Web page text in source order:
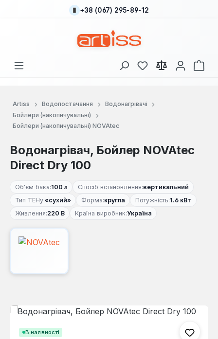
Перейти до основного вмісту
+38 (067) 295-89-12
У вас є 0 у списку
Artiss Водопостачання
Водонагрівачі
Бойлери (накопичувальні)
Бойлери (накопичувальні) NOVAtec
Водонагрівач, Бойлер NOVAtec
Direct Dry 100
Об'єм бака:100 л Спосіб встановлення:вертикальний
Тип ТЕНу:«сухий» Форма:кругла Потужність:1.6 кВт
Живлення:220 В Країна виробник:Україна
В наявності
Пропустити галерею зображень